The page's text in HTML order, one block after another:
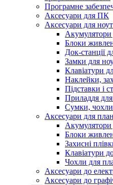
Програмне
Аксесуари для ПК
Аксесуари для
Акумулятори
Блоки
Док-станції
Замки для
Клавіатури
Наклейки,
Підставки і
Приладдя
Сумки, чохли
Аксесуари для
Акумулятори
Блоки
Захисні
Клавіатури
Чохли для
Аксесуари до
Аксесуари дo